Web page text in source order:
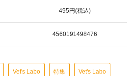
495円(税込)
4560191498476
Vet's Labo 特集 Vet's Labo